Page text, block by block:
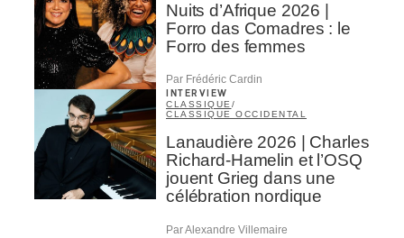
Nuits d’Afrique 2026 |
Forro das Comadres : le
Forro des femmes
Par Frédéric Cardin
INTERVIEW
CLASSIQUE/
CLASSIQUE OCCIDENTAL
Lanaudière 2026 | Charles
Richard-Hamelin et l’OSQ
jouent Grieg dans une
célébration nordique
Par Alexandre Villemaire